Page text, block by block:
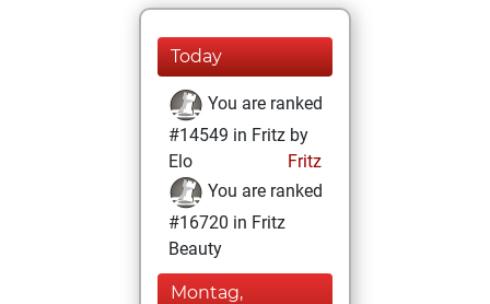
Today
You are ranked
#14549 in Fritz by
Elo
Fritz
You are ranked
#16720 in Fritz
Beauty
Montag,